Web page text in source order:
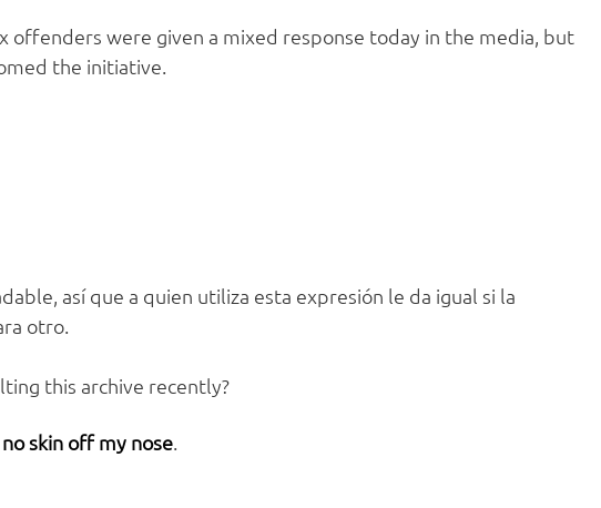
offenders were given a mixed response today in the media, but
the initiative.
así que a quien utiliza esta expresión le da igual si la
otro.
this archive recently?
no skin off my nose